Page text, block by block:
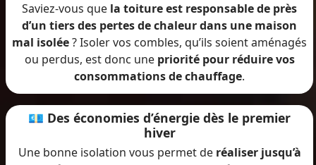
Saviez-vous que la toiture est responsable de près
d’un tiers des pertes de chaleur dans une maison
mal isolée? Isoler vos combles, qu’ils soient aménagés
ou perdus, est donc une priorité pour réduire vos
consommations de chauffage.
💶 Des économies d’énergie dès le premier
hiver
Une bonne isolation vous permet de réaliser jusqu’à